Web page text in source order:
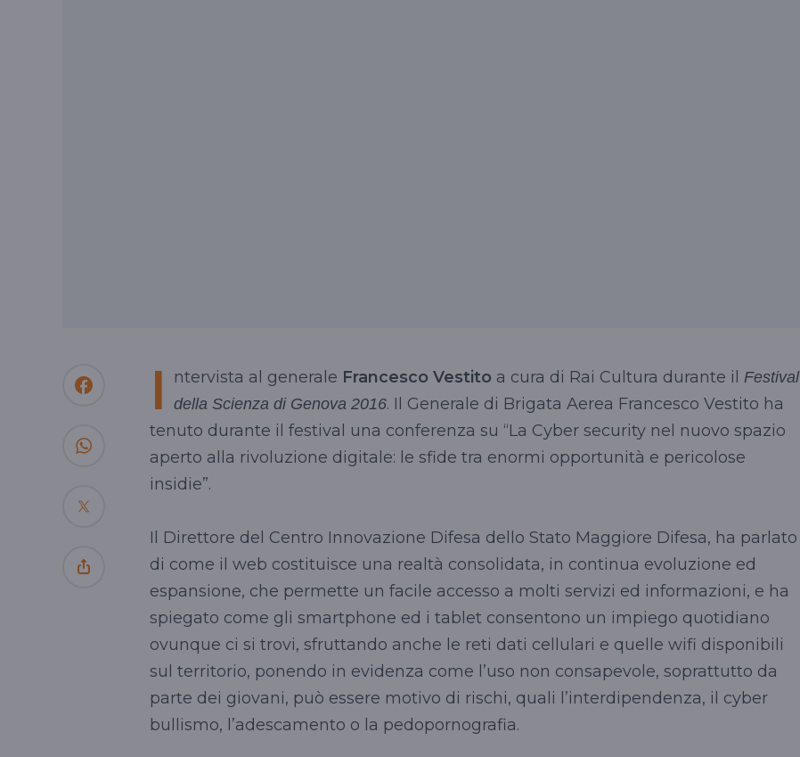
I ntervista al generale Francesco Vestito a cura di Rai Cultura durante il Festival
della Scienza di Genova 2016. Il Generale di Brigata Aerea Francesco Vestito ha
tenuto durante il festival una conferenza su “La Cyber security nel nuovo spazio
aperto alla rivoluzione digitale: le sfide tra enormi opportunità e pericolose
insidie”.
Il Direttore del Centro Innovazione Difesa dello Stato Maggiore Difesa, ha parlato
di come il web costituisce una realtà consolidata, in continua evoluzione ed
espansione, che permette un facile accesso a molti servizi ed informazioni, e ha
spiegato come gli smartphone ed i tablet consentono un impiego quotidiano
ovunque ci si trovi, sfruttando anche le reti dati cellulari e quelle wifi disponibili
sul territorio, ponendo in evidenza come l’uso non consapevole, soprattutto da
parte dei giovani, può essere motivo di rischi, quali l’interdipendenza, il cyber
bullismo, l’adescamento o la pedopornografia.